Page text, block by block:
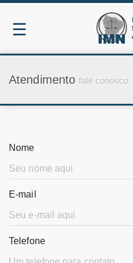
☰
Atendimentofale conosco
Nome
E-mail
Telefone